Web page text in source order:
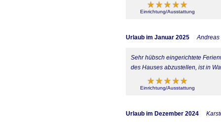
Einrichtung/Ausstattung
Urlaub im Januar 2025 Andreas
Sehr hübsch eingerichtete
des Hauses abzustellen, ist in
Einrichtung/Ausstattung
Urlaub im Dezember 2024